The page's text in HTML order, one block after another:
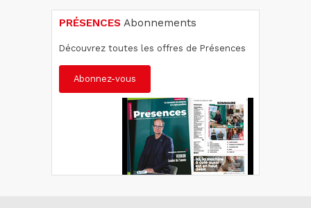
PRÉSENCES Abonnements
Découvrez toutes les offres de Présences
Abonnez-vous